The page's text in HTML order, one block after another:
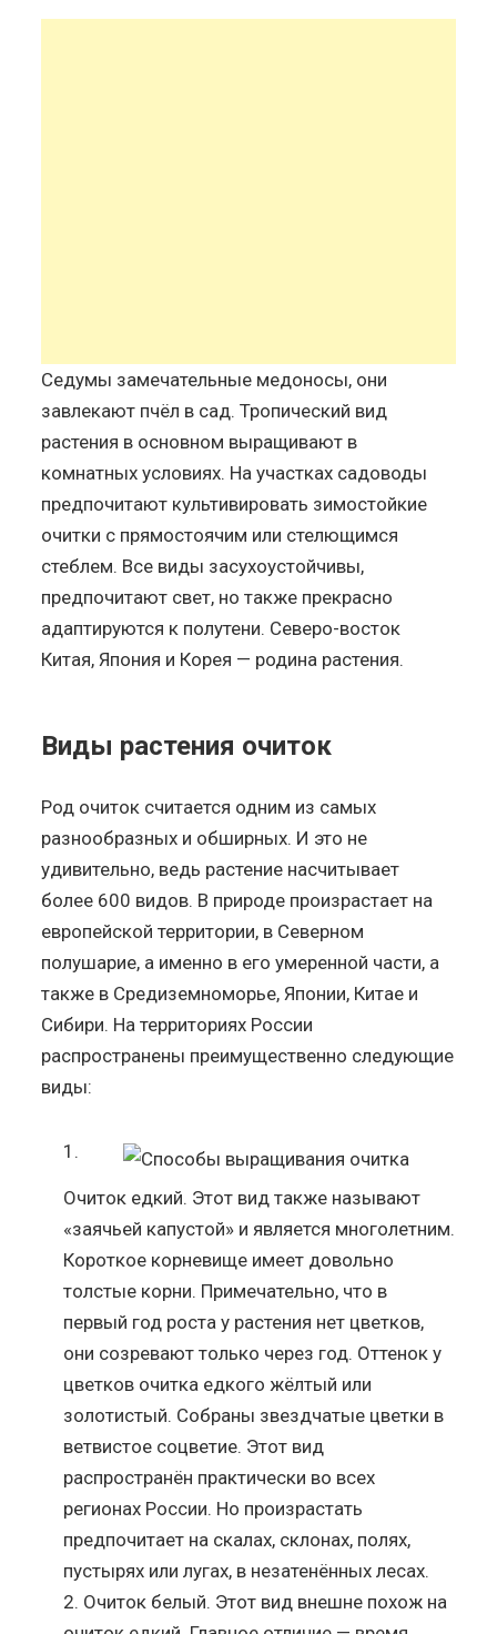
Седумы замечательные медоносы, они
завлекают пчёл в сад. Тропический вид
растения в основном выращивают в
комнатных условиях. На участках садоводы
предпочитают культивировать зимостойкие
очитки с прямостоячим или стелющимся
стеблем. Все виды засухоустойчивы,
предпочитают свет, но также прекрасно
адаптируются к полутени. Северо-восток
Китая, Япония и Корея — родина растения.
Виды растения очиток
Род очиток считается одним из самых
разнообразных и обширных. И это не
удивительно, ведь растение насчитывает
более 600 видов. В природе произрастает на
европейской территории, в Северном
полушарие, а именно в его умеренной части, а
также в Средиземноморье, Японии, Китае и
Сибири. На территориях России
распространены преимущественно следующие
виды:
Очиток едкий. Этот вид также называют
«заячьей капустой» и является многолетним.
Короткое корневище имеет довольно
толстые корни. Примечательно, что в
первый год роста у растения нет цветков,
они созревают только через год. Оттенок у
цветков очитка едкого жёлтый или
золотистый. Собраны звездчатые цветки в
ветвистое соцветие. Этот вид
распространён практически во всех
регионах России. Но произрастать
предпочитает на скалах, склонах, полях,
пустырях или лугах, в незатенённых лесах.
Очиток белый. Этот вид внешне похож на